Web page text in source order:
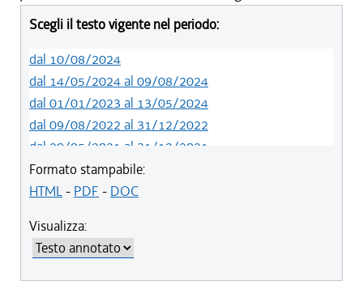
Scegli il testo vigente nel periodo:
dal 10/08/2024
dal 14/05/2024 al 09/08/2024
dal 01/01/2023 al 13/05/2024
dal 09/08/2022 al 31/12/2022
dal 20/05/2021 al 31/12/2021
dal 02/07/2020 al 19/05/2021
dal 01/01/2020 al 01/07/2020
dal 01/05/2019 al 30/09/2019
dal 29/03/2018 al 30/04/2019
dal 15/02/2018 al 28/03/2018
Formato stampabile:
HTML- PDF - DOC
Visualizza: